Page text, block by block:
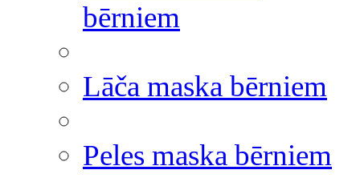
bērniem
Lāča maska bērniem
Peles maska bērniem